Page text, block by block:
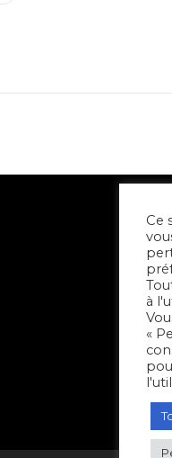
Ce
à
«